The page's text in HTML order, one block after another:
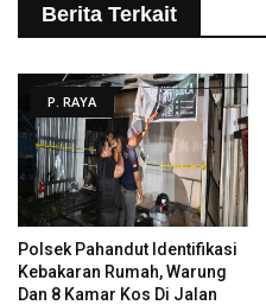
Berita Terkait
P. RAYA
Polsek Pahandut Identifikasi
Kebakaran Rumah, Warung
Dan 8 Kamar Kos Di Jalan